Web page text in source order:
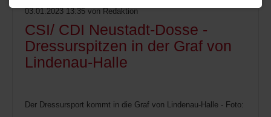
03.01.2023 13:35 von Redaktion
CSI/ CDI Neustadt-Dosse -
Dressurspitzen in der Graf von
Lindenau-Halle
Der Dressursport kommt in die Graf von Lindenau-Halle - Foto: